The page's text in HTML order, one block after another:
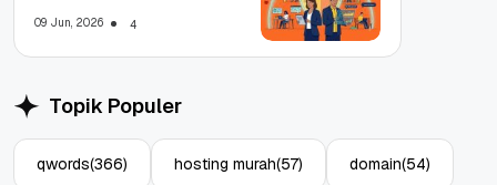
09 Jun, 2026 4
Topik Populer
qwords(366) hosting murah(57) domain(54)